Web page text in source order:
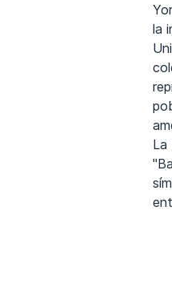
la
La